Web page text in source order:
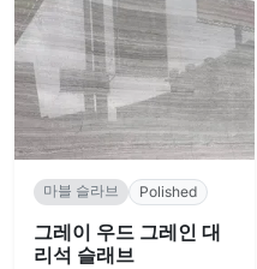
마블 슬라브 Polished
그레이 우드 그레인 대
리석 슬래브